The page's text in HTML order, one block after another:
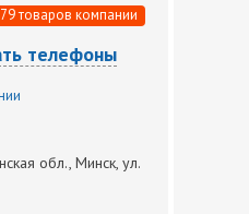
товаров компании
телефоны
обл., Минск, ул.